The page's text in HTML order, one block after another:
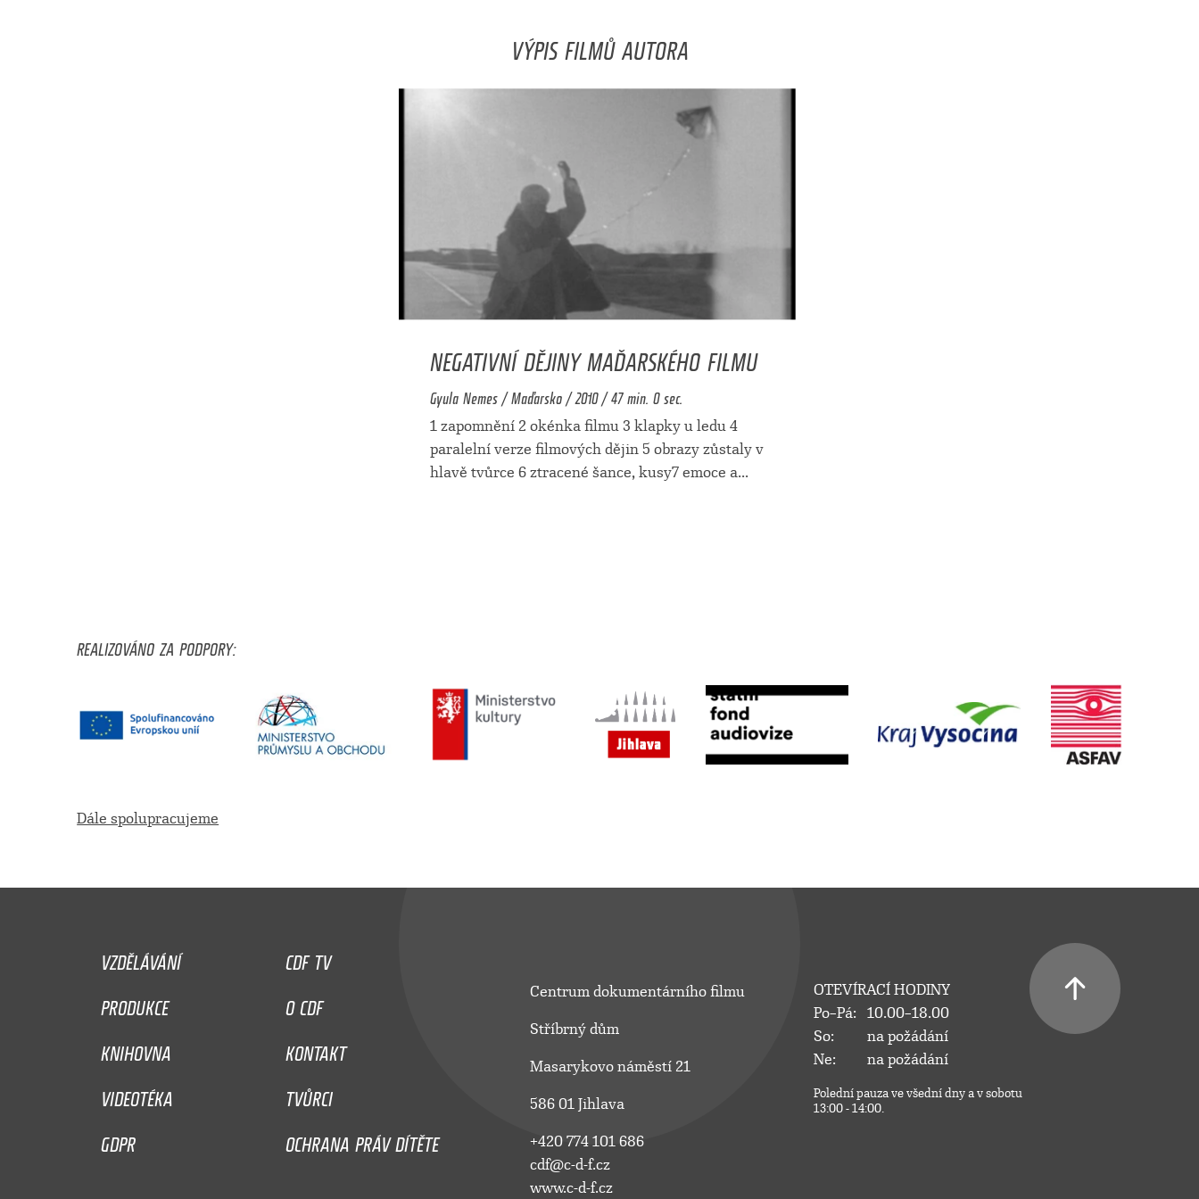
VÝPIS FILMŮ AUTORA
NEGATIVNÍ DĚJINY MAĎARSKÉHO FILMU
Gyula Nemes / Maďarsko / 2010 / 47 min. 0 sec.
1 zapomnění 2 okénka filmu 3 klapky u ledu 4
paralelní verze filmových dějin 5 obrazy zůstaly v
hlavě tvůrce 6 ztracené šance, kusy7 emoce a...
REALIZOVÁNO ZA PODPORY:
Dále spolupracujeme
VZDĚLÁVÁNÍ
CDF TV
PRODUKCE
O CDF
KNIHOVNA
KONTAKT
VIDEOTÉKA
TVŮRCI
GDPR
OCHRANA PRÁV DÍTĚTE
Centrum dokumentárního filmu
Stříbrný dům
Masarykovo náměstí 21
586 01 Jihlava
+420 774 101 686
cdf@c-d-f.cz
www.c-d-f.cz
OTEVÍRACÍ HODINY
Po–Pá:
10.00–18.00
So:
na požádání
Ne:
na požádání
Polední pauza ve všední dny a v sobotu
13:00 - 14:00.